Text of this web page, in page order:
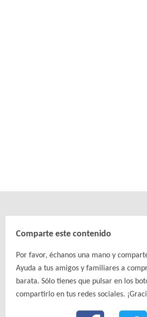
Comparte este contenido
Por favor, échanos una mano y
Ayuda a tus amigos y familiares a
barata. Sólo tienes que pulsar en los
compartirlo en tus redes sociales.